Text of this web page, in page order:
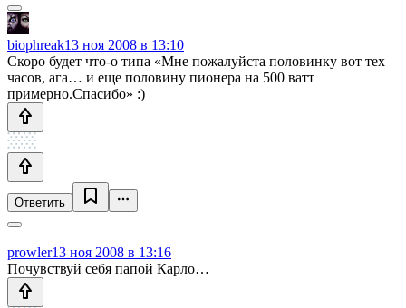
biophreak13 ноя 2008 в 13:10
Скоро будет что-о типа «Мне пожалуйста половинку вот тех
часов, ага… и еще половину пионера на 500 ватт
примерно.Спасибо» :)
Ответить
prowler13 ноя 2008 в 13:16
Почувствуй себя папой Карло…